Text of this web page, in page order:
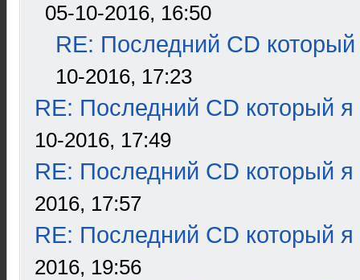
05-10-2016, 16:50
RE: Последний CD который
10-2016, 17:23
RE: Последний CD который я
10-2016, 17:49
RE: Последний CD который я
2016, 17:57
RE: Последний CD который я
2016, 19:56